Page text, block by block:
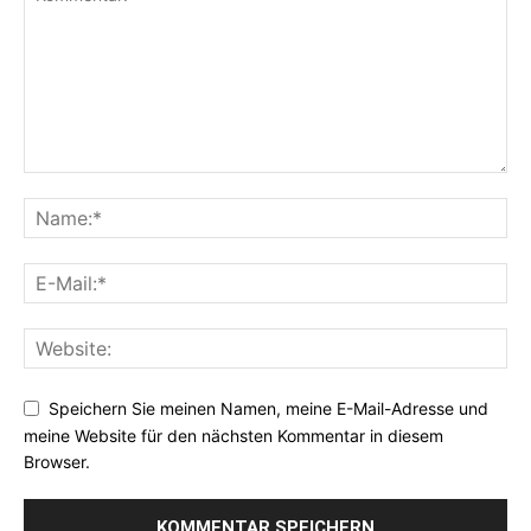
Speichern Sie meinen Namen, meine E-Mail-Adresse und
meine Website für den nächsten Kommentar in diesem
Browser.